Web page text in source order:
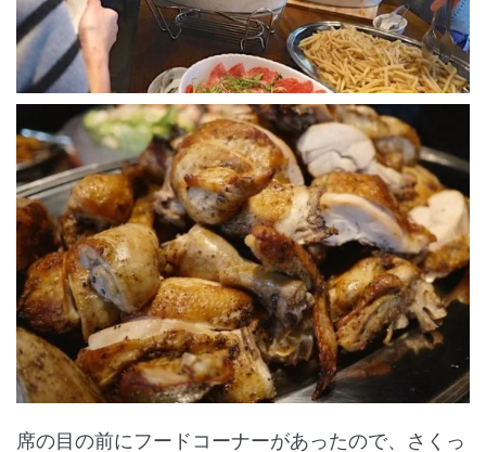
席の目の前にフードコーナーがあったので、さくっ